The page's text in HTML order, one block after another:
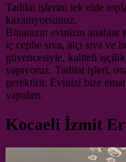
Tadilat işlerini tek elde
kazanıyorsunuz.
Binanızın evinizin anahtar
iç cephe sıva, alçı sıva
güvencesiyle, kaliteli
yapıyoruz. Tadilat işleri,
gerektirir. Evinizi bize
yapalım.
Kocaeli İzmit